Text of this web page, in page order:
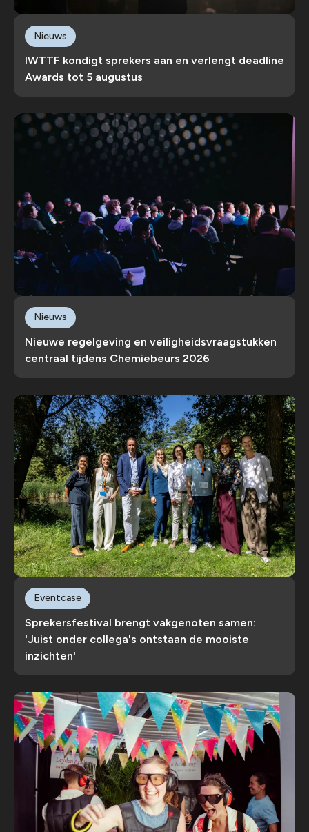
IWTTF kondigt sprekers aan en verlengt deadline
Awards tot 5 augustus
Nieuws
Nieuwe regelgeving en veiligheidsvraagstukken
centraal tijdens Chemiebeurs 2026
Nieuws
Sprekersfestival brengt vakgenoten samen:
'Juist onder collega's ontstaan de mooiste
inzichten'
Eventcase